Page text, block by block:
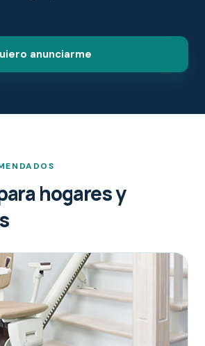
anunciarme
hogares y